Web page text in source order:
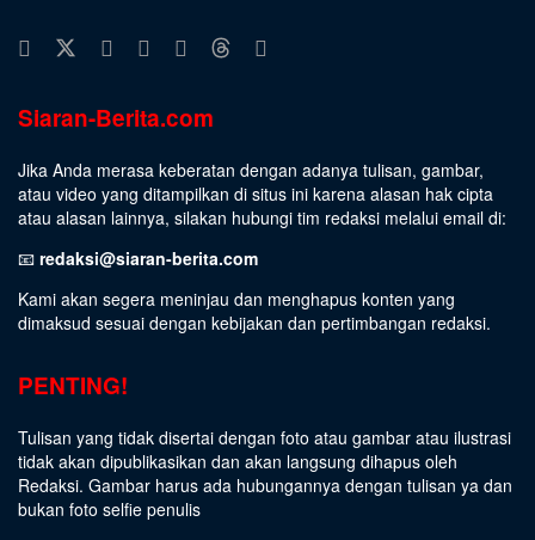
Siaran-Berita.com
Jika Anda merasa keberatan dengan adanya tulisan, gambar,
atau video yang ditampilkan di situs ini karena alasan hak cipta
atau alasan lainnya, silakan hubungi tim redaksi melalui email di:
📧 redaksi@siaran-berita.com
Kami akan segera meninjau dan menghapus konten yang
dimaksud sesuai dengan kebijakan dan pertimbangan redaksi.
PENTING!
Tulisan yang tidak disertai dengan foto atau gambar atau ilustrasi
tidak akan dipublikasikan dan akan langsung dihapus oleh
Redaksi. Gambar harus ada hubungannya dengan tulisan ya dan
bukan foto selfie penulis